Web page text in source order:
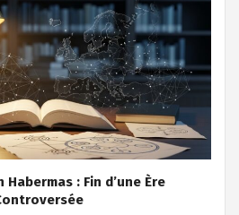
Habermas : Fin d’une Ère